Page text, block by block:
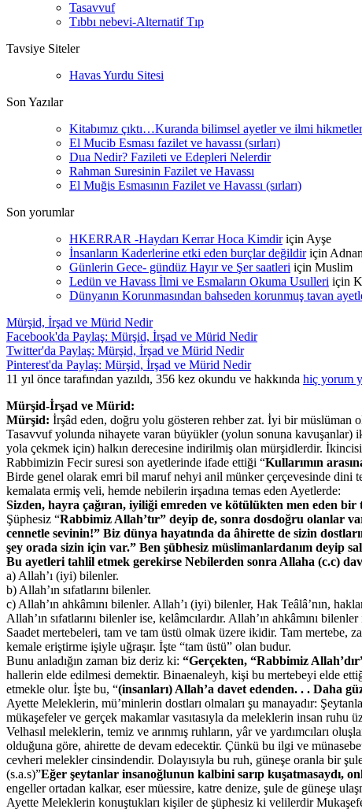
Tasavvuf
Tıbbı nebevi-Alternatif Tıp
Tavsiye Siteler
Havas Yurdu Sitesi
Son Yazılar
Kitabımız çıktı…Kuranda bilimsel ayetler ve ilmi hikmetler
El Mucib Esması fazilet ve havassı (sırları)
Dua Nedir? Fazileti ve Edepleri Nelerdir
Rahman Suresinin Fazilet ve Havassı
El Muğis Esmasının Fazilet ve Havassı (sırları)
Son yorumlar
HKERRAR -Haydarı Kerrar Hoca Kimdiriçin Ayşe
İnsanların Kaderlerine etki eden burçlar değildiriçin
Günlerin Gece- gündüz Hayır ve Şer saatleri için Muslim
Ledün ve Havass İlmi ve Esmaların Okuma Usulleri için
Dünyanın Korunmasından bahseden korunmuş tavan
Mürşid, İrşad ve Mürid Nedir
Facebook'da Paylaş: Mürşid, İrşad ve Mürid Nedir
Twitter'da Paylaş: Mürşid, İrşad ve Mürid Nedir
Pinterest'da Paylaş: Mürşid, İrşad ve Mürid Nedir
11 yıl önce tarafından yazıldı, 356 kez okundu ve hakkında hiç yorum
Mürşid-İrşad ve Mürid:
Mürşid: İrşâd eden, doğru yolu gösteren rehber zat. İyi bir müslüman
Tasavvuf yolunda nihayete varan büyükler (yolun sonuna kavuşanlar)
yola çekmek için) halkın derecesine indirilmiş olan mürşidlerdir.
Rabbimizin Fecir suresi son ayetlerinde ifade ettiği “Kullarımın
Birde genel olarak emri bil maruf nehyi anil münker çerçevesinde dini
kemalata ermiş veli, hemde nebilerin irşadına temas eden Ayetlerde:
Sizden, hayra çağıran, iyiliği emreden ve kötülükten men eden
Şüphesiz “Rabbimiz Allah’tır” deyip de, sonra dosdoğru olanlar
cennetle sevinin!” Biz dünya hayatında da âhirette de sizin
şey orada sizin için var.” Ben şübhesiz müslimanlardanım deyip
Bu ayetleri tahlil etmek gerekirse Nebilerden sonra Allaha (c.c)
a) Allah’ı (iyi) bilenler.
b) Allah’ın sıfatlarını bilenler.
c) Allah’ın ahkâmını bilenler. Allah’ı (iyi) bilenler, Hak Teâlâ’nın,
Allah’ın sıfatlarını bilenler ise, kelâmcılardır. Allah’ın ahkâmını
Saadet mertebeleri, tam ve tam üstü olmak üzere ikidir. Tam mertebe,
kemale eriştirme işiyle uğraşır. İşte “tam üstü” olan budur.
Bunu anladığın zaman biz deriz ki: “Gerçekten, “Rabbimiz
hallerin elde edilmesi demektir. Binaenaleyh, kişi bu mertebeyi elde
etmekle olur. İşte bu, “(insanları) Allah’a davet edenden. . . Daha
Ayette Meleklerin, mü’minlerin dostları olmaları şu manayadır:
mükaşefeler ve gerçek makamlar vasıtasıyla da meleklerin insan ruhu
Velhasıl meleklerin, temiz ve arınmış ruhların, yâr ve yardımcıları
olduğuna göre, ahirette de devam edecektir. Çünkü bu ilgi ve
cevheri melekler cinsindendir. Dolayısıyla bu ruh, güneşe oranla bir
(s.a.s)”Eğer şeytanlar insanoğlunun kalbini sarıp kuşatmasaydı,
engeller ortadan kalkar, eser müessire, katre denize, şule de güneşe
Ayette Meleklerin konuştukları kişiler de şüphesiz ki velilerdir